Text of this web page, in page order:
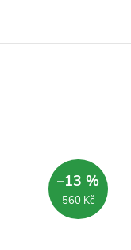
560 Kč
–13 %